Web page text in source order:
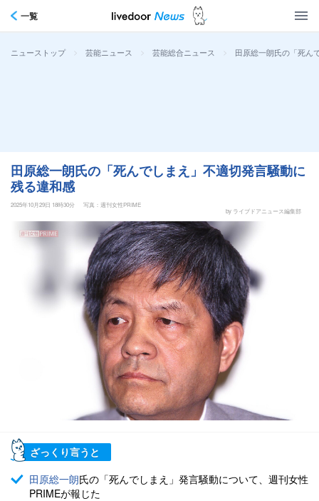
一覧
ニューストップ > 芸能ニュース > 芸能総合ニュース > 田原総一朗氏の「死ん
田原総一朗氏の「死んでしまえ」不適切発言騒動に
残る違和感
2025年10月29日 18時30分
写真：週刊女性PRIME
by ライブドアニュース編集部
ざっくり言うと
田原総一朗氏の「死んでしまえ」発言騒動について、週刊女性
PRIMEが報じた